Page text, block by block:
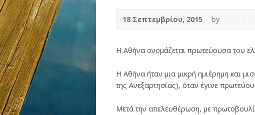
18 Σεπτεμβρίου, 2015 by
Η Αθήνα ονομάζεται πρωτεύουσα του
Η Αθήνα ήταν μια μικρή ημιέρημη και
της Ανεξαρτησίας), όταν έγινε
Μετά την απελευθέρωση, με